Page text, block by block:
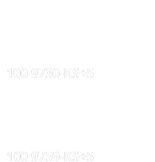
100 9730-KS+5
100 9759-KS+5